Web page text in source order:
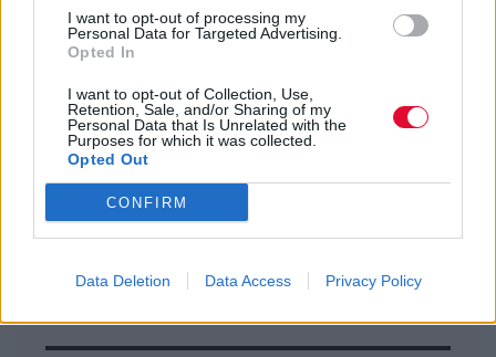
I want to opt-out of processing my
Personal Data for Targeted Advertising.
Opted In
I want to opt-out of Collection, Use,
Retention, Sale, and/or Sharing of my
Personal Data that Is Unrelated with the
Purposes for which it was collected.
Opted Out
CONFIRM
Data Deletion Data Access Privacy Policy
Previous Article Next Article